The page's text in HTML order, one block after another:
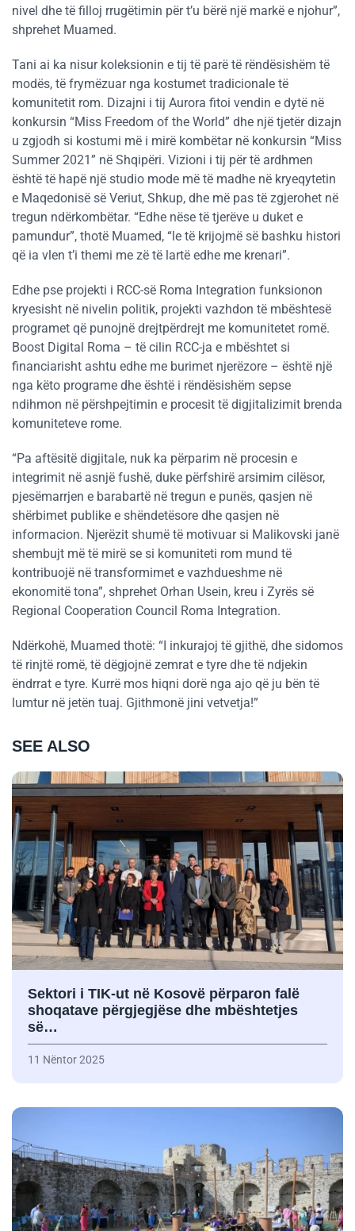
nivel dhe të filloj rrugëtimin për t’u bërë një markë e njohur”,
shprehet Muamed.
Tani ai ka nisur koleksionin e tij të parë të rëndësishëm të
modës, të frymëzuar nga kostumet tradicionale të
komunitetit rom. Dizajni i tij Aurora fitoi vendin e dytë në
konkursin “Miss Freedom of the World” dhe një tjetër dizajn
u zgjodh si kostumi më i mirë kombëtar në konkursin “Miss
Summer 2021” në Shqipëri. Vizioni i tij për të ardhmen
është të hapë një studio mode më të madhe në kryeqytetin
e Maqedonisë së Veriut, Shkup, dhe më pas të zgjerohet në
tregun ndërkombëtar. “Edhe nëse të tjerëve u duket e
pamundur”, thotë Muamed, “le të krijojmë së bashku histori
që ia vlen t’i themi me zë të lartë edhe me krenari”.
Edhe pse projekti i RCC-së Roma Integration funksionon
kryesisht në nivelin politik, projekti vazhdon të mbështesë
programet që punojnë drejtpërdrejt me komunitetet romë.
Boost Digital Roma – të cilin RCC-ja e mbështet si
financiarisht ashtu edhe me burimet njerëzore – është një
nga këto programe dhe është i rëndësishëm sepse
ndihmon në përshpejtimin e procesit të digjitalizimit brenda
komuniteteve rome.
“Pa aftësitë digjitale, nuk ka përparim në procesin e
integrimit në asnjë fushë, duke përfshirë arsimim cilësor,
pjesëmarrjen e barabartë në tregun e punës, qasjen në
shërbimet publike e shëndetësore dhe qasjen në
informacion. Njerëzit shumë të motivuar si Malikovski janë
shembujt më të mirë se si komuniteti rom mund të
kontribuojë në transformimet e vazhdueshme në
ekonomitë tona”, shprehet Orhan Usein, kreu i Zyrës së
Regional Cooperation Council Roma Integration.
Ndërkohë, Muamed thotë: “I inkurajoj të gjithë, dhe sidomos
të rinjtë romë, të dëgjojnë zemrat e tyre dhe të ndjekin
ëndrrat e tyre. Kurrë mos hiqni dorë nga ajo që ju bën të
lumtur në jetën tuaj. Gjithmonë jini vetvetja!”
SEE ALSO
Sektori i TIK-ut në Kosovë përparon falë
shoqatave përgjegjëse dhe mbështetjes
së…
11 Nëntor 2025